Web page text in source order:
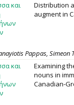
και
Distribution
augment in
Pappas, Simeon
και
Examining
nouns in
Canadian-